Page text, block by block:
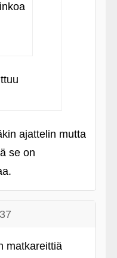
ajattelin mutta
se on
matkareittiä